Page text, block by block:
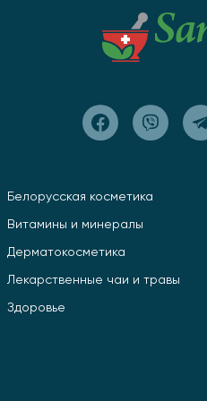
Белорусская косметика
Витамины и минералы
Дерматокосметика
Лекарственные чаи и травы
Здоровье